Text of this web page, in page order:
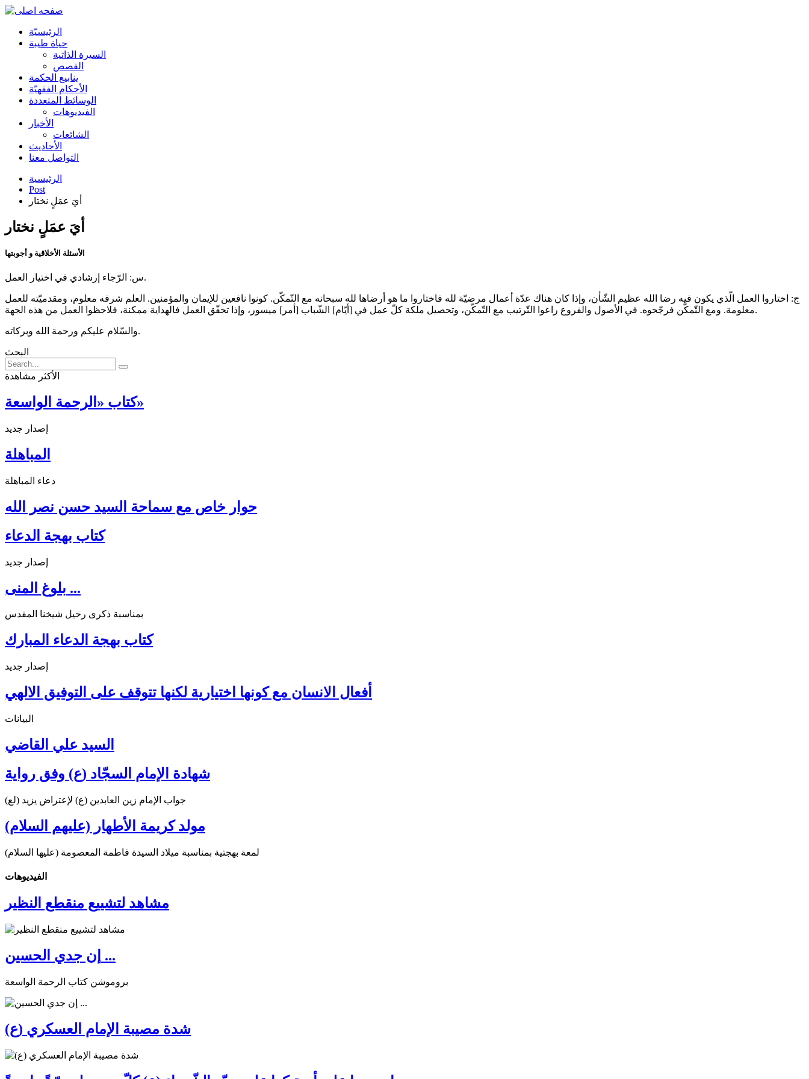
الرئیسیّة
حياة طيبة
السيرة الذاتية
القصص
ينابيع الحكمة
الأحکام الفقهیّة
الوسائط المتعددة
الفیدیوهات
الأخبار
الشائعات
الأحادیث
التواصل معنا
الرئيسية
Post
أيَ عمَلٍ نختار
أيَ عمَلٍ نختار
الأسئلة الأخلاقية و أجوبتها
س: الرّجاء إرشادي في اختيار العمل.
ج: اختاروا العمل الّذي يكون فيه رضا الله عظيم الشّأن، وإذا كان هناك عدّة أعمال مرضيّة لله فاختاروا ما هو أرضاها لله سبحانه مع التّمكّن. كونوا نافعين للإيمان والمؤمنين. العلم شرفه معلوم، ومقدميّته للعمل
معلومة. ومع التّمكّن فرجّحوه. في الأصول والفروع راعوا التّرتيب مع التّمكّن، وتحصيل ملكة كلّ عمل في [أيّام] الشّباب [أمر] ميسور، وإذا تحقّق العمل فالهداية ممكنة، فلاحظوا العمل من هذه الجهة.
والسّلام عليكم ورحمة الله وبركاته.
البحث
الأكثر مشاهدة
كتاب «الرحمة الواسعة»
إصدار جديد
المباهلة
دعاء المباهلة
حوار خاص مع سماحة السيد حسن نصر الله
كتاب بهجة الدعاء
إصدار جديد
بلوغ المنى ...
بمناسبة ذكرى رحيل شيخنا المقدس
كتاب بهجة الدعاء المبارك
إصدار جديد
أفعال الانسان مع كونها اختيارية لكنها تتوقف على التوفيق الالهي
البيانات
السيد علي القاضي
شهادة الإمام السجّاد (ع) وفق رواية
جواب الإمام زين العابدين (ع) لإعتراض يزيد (لع)
مولد كريمة الأطهار (عليهم السلام)
لمعة بهجتية بمناسبة ميلاد السيدة فاطمة المعصومة (عليها السلام)
الفیدیوهات
مشاهد لتشييع منقطع النظير
إن جدي الحسين ...
بروموشن كتاب الرحمة الواسعة
شدة مصيبة الإمام العسكري (ع)